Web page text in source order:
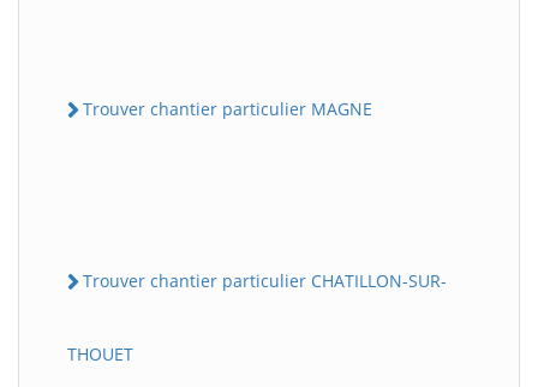
Trouver chantier particulier MAGNE
Trouver chantier particulier CHATILLON-SUR-
THOUET